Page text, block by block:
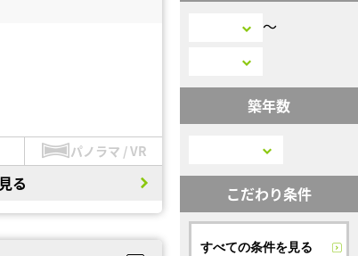
パノラマ / VR
る
〜
築年数
こだわり条件
すべての条件を見る